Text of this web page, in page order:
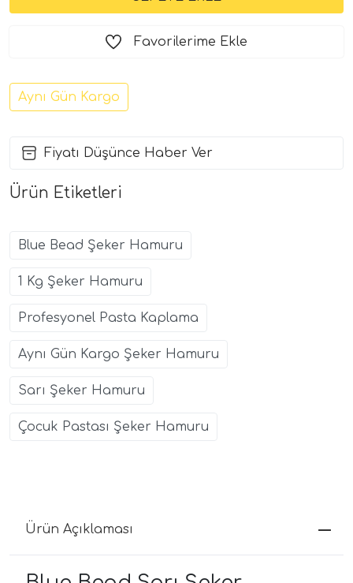
Favorilerime Ekle
Aynı Gün Kargo
Fiyatı Düşünce Haber Ver
Ürün Etiketleri
Blue Bead Şeker Hamuru
1 Kg Şeker Hamuru
Profesyonel Pasta Kaplama
Aynı Gün Kargo Şeker Hamuru
Sarı Şeker Hamuru
Çocuk Pastası Şeker Hamuru
Ürün Açıklaması